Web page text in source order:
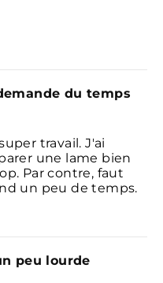
du temps
travail. J'ai
une lame bien
Par contre, faut
un peu de temps.
peu lourde